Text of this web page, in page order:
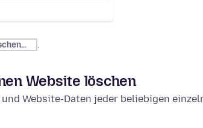
.
Website löschen
Website-Daten jeder beliebigen